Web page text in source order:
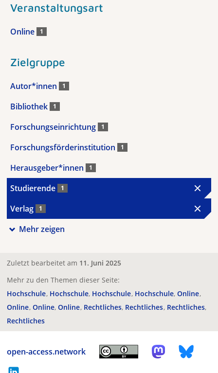
Veranstaltungsart
Online 1
Zielgruppe
Autor*innen 1
Bibliothek 1
Forschungseinrichtung 1
Forschungsförderinstitution 1
Herausgeber*innen 1
Studierende 1
Verlag 1
Mehr zeigen
Zuletzt bearbeitet am 11. Juni 2025
Mehr zu den Themen dieser Seite:
Hochschule Hochschule Hochschule Hochschule Online
Online Online Online Rechtliches Rechtliches Rechtliches
Rechtliches
open-access.network